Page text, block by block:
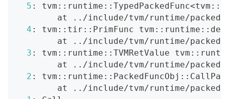
5 : tvm::runtime::TypedPackedFunc<
        at
.. /include/tvm/runtime/
4 : tvm::tir::PrimFunc
        at
.. /include/tvm/runtime/
3 : tvm::runtime::TVMRetValue
        at
.. /include/tvm/runtime/
2 :
        at
.. /include/tvm/runtime/